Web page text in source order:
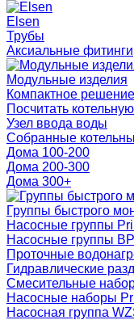
Elsen
Трубы
Аксиальные фитинги
Модульные изделия
Компактное решение
Посчитать котельную
Узел ввода воды
Собранные
Дома 100-200
Дома 200-300
Дома 300+
Группы быстрого
Насосные группы
Насосные группы
Проточные
Гидравлические
Смесительные
Насосные наборы
Насосная группа